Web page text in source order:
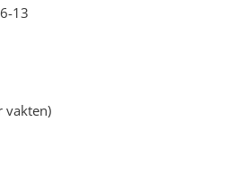
13
vakten)